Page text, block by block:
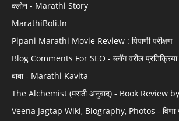
क्लोन - Marathi Story
MarathiBoli.In
Pipani Marathi Movie Review : पिपाणी परीक्षण
Blog Comments For SEO - ब्लॉग वरील प्रतिक्रिया
बाबा - Marathi Kavita
The Alchemist (मराठी अनुवाद) - Book Review
Veena Jagtap Wiki, Biography, Photos - विणा